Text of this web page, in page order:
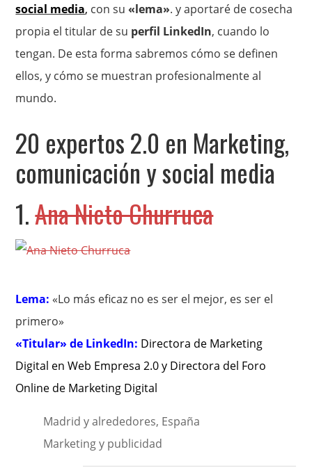
social media, con su«lema». y aportaré de cosecha
propia el titular de su perfil LinkedIn, cuando lo
tengan. De esta forma sabremos cómo se definen
ellos, y cómo se muestran profesionalmente al
mundo.
20 expertos 2.0 en Marketing,
comunicación y social media
1.Ana Nieto Churruca
Lema: «Lo más eficaz no es ser el mejor, es ser el
primero»
«Titular» de LinkedIn: Directora de Marketing
Digital en Web Empresa 2.0 y Directora del Foro
Online de Marketing Digital
Madrid y alrededores, España
Marketing y publicidad